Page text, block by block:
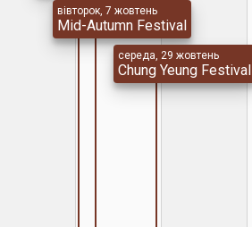
вівторок, 7 жовтень
Mid-Autumn Festival
середа, 29 жовтень
Chung Yeung Festival